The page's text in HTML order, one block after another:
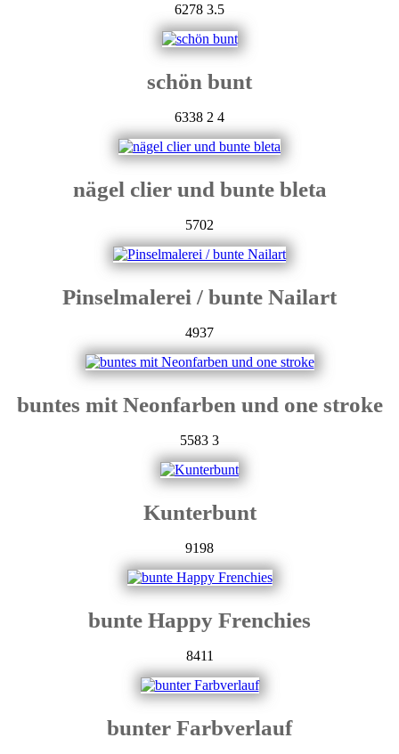
6278 3.5
schön bunt
6338 2 4
nägel clier und bunte bleta
5702
Pinselmalerei / bunte Nailart
4937
buntes mit Neonfarben und one stroke
5583 3
Kunterbunt
9198
bunte Happy Frenchies
8411
bunter Farbverlauf